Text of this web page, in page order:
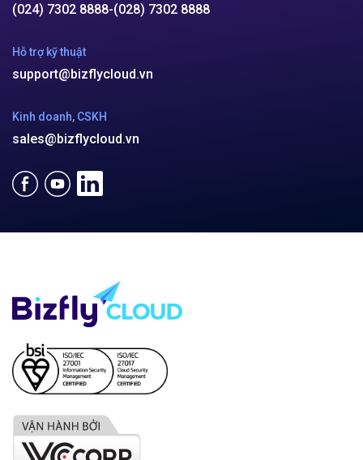
(024) 7302 8888-(028) 7302 8888
Hỗ trợ kỹ thuật
support@bizflycloud.vn
Kinh doanh, CSKH
sales@bizflycloud.vn